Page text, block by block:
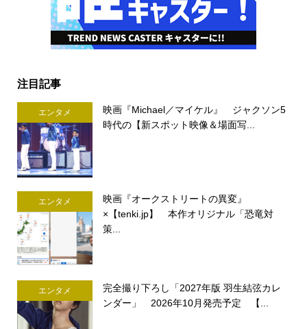
注目記事
エンタメ
映画『Michael／マイケル』 ジャクソン5
時代の【新スポット映像＆場面写...
エンタメ
映画『オークストリートの異変』
×【tenki.jp】 本作オリジナル「恐竜対
策...
エンタメ
完全撮り下ろし「2027年版 羽生結弦カレ
ンダー」 2026年10月発売予定 【...